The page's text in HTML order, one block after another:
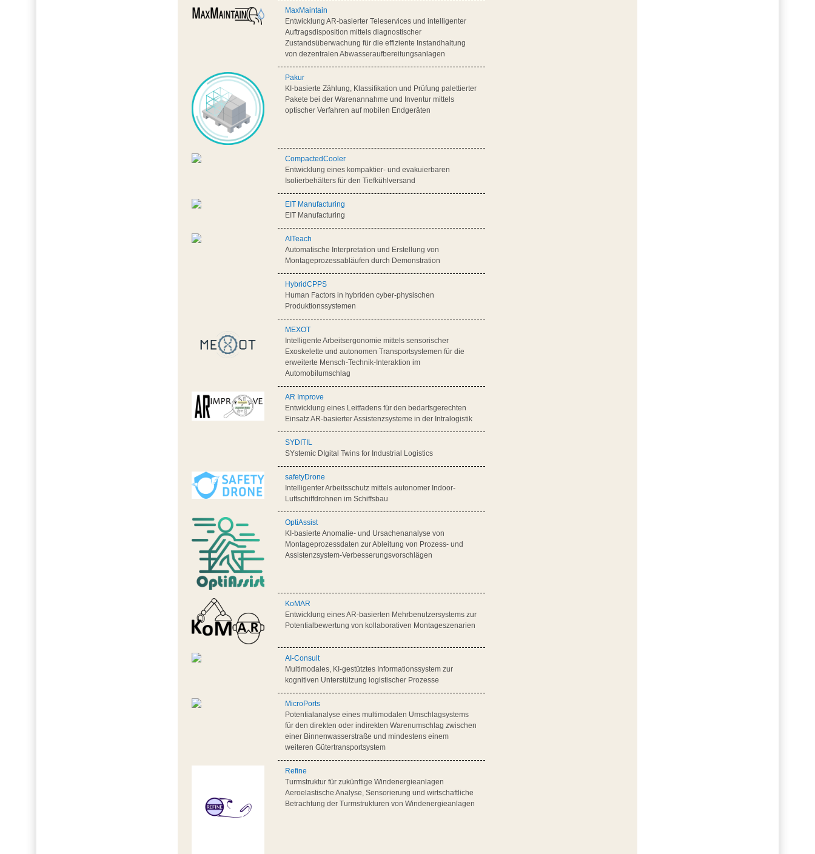
MaxMaintain
Entwicklung AR-basierter Teleservices und intelligenter
Auftragsdisposition mittels diagnostischer
Zustandsüberwachung für die effiziente Instandhaltung
von dezentralen Abwasseraufbereitungsanlagen
Pakur
KI-basierte Zählung, Klassifikation und Prüfung palettierter
Pakete bei der Warenannahme und Inventur mittels
optischer Verfahren auf mobilen Endgeräten
CompactedCooler
Entwicklung eines kompaktier- und evakuierbaren
Isolierbehälters für den Tiefkühlversand
EIT Manufacturing
EIT Manufacturing
AITeach
Automatische Interpretation und Erstellung von
Montageprozessabläufen durch Demonstration
HybridCPPS
Human Factors in hybriden cyber-physischen
Produktionssystemen
MEXOT
Intelligente Arbeitsergonomie mittels sensorischer
Exoskelette und autonomen Transportsystemen für die
erweiterte Mensch-Technik-Interaktion im
Automobilumschlag
AR Improve
Entwicklung eines Leitfadens für den bedarfsgerechten
Einsatz AR-basierter Assistenzsysteme in der Intralogistik
SYDITIL
SYstemic DIgital Twins for Industrial Logistics
safetyDrone
Intelligenter Arbeitsschutz mittels autonomer Indoor-
Luftschiffdrohnen im Schiffsbau
OptiAssist
KI-basierte Anomalie- und Ursachenanalyse von
Montageprozessdaten zur Ableitung von Prozess- und
Assistenzsystem-Verbesserungsvorschlägen
KoMAR
Entwicklung eines AR-basierten Mehrbenutzersystems zur
Potentialbewertung von kollaborativen Montageszenarien
AI-Consult
Multimodales, KI-gestütztes Informationssystem zur
kognitiven Unterstützung logistischer Prozesse
MicroPorts
Potentialanalyse eines multimodalen Umschlagsystems
für den direkten oder indirekten Warenumschlag zwischen
einer Binnenwasserstraße und mindestens einem
weiteren Gütertransportsystem
Refine
Turmstruktur für zukünftige Windenergieanlagen 
Aeroelastische Analyse, Sensorierung und wirtschaftliche
Betrachtung der Turmstrukturen von Windenergieanlagen